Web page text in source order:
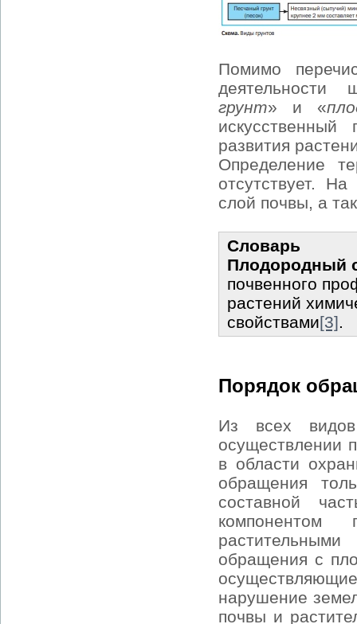
Помимо
грунт» и «
развития
Определение
отсутствует.
слой почвы, а
Словарь
Плодородный
почвенного
растений
свойствами[3].
Порядок
Из всех видов
осуществлении
в области
обращения
составной
обращения с
нарушение
почвы и